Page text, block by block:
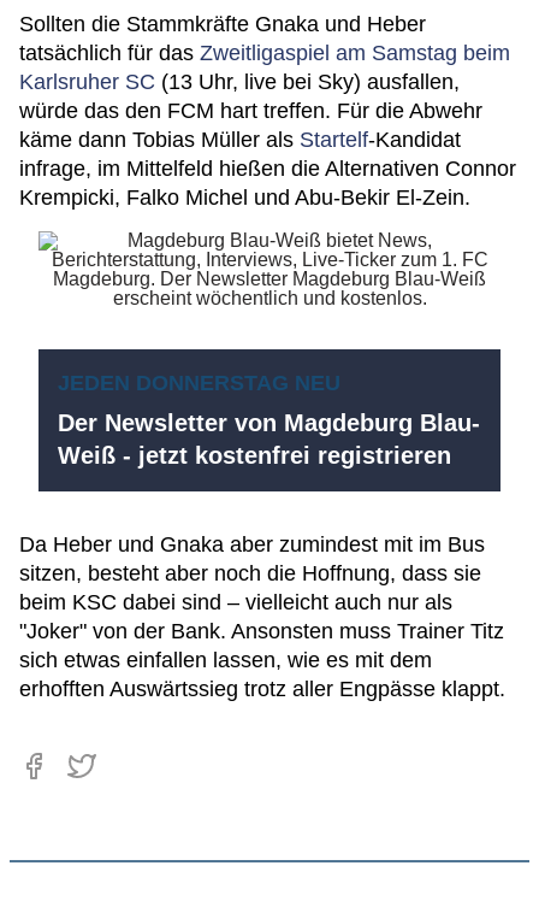
Sollten die Stammkräfte Gnaka und Heber
tatsächlich für das Zweitligaspiel am Samstag beim
Karlsruher SC (13 Uhr, live bei Sky) ausfallen,
würde das den FCM hart treffen. Für die Abwehr
käme dann Tobias Müller als Startelf-Kandidat
infrage, im Mittelfeld hießen die Alternativen Connor
Krempicki, Falko Michel und Abu-Bekir El-Zein.
JEDEN DONNERSTAG NEU
Der Newsletter von Magdeburg Blau-
Weiß - jetzt kostenfrei registrieren
Da Heber und Gnaka aber zumindest mit im Bus
sitzen, besteht aber noch die Hoffnung, dass sie
beim KSC dabei sind – vielleicht auch nur als
"Joker" von der Bank. Ansonsten muss Trainer Titz
sich etwas einfallen lassen, wie es mit dem
erhofften Auswärtssieg trotz aller Engpässe klappt.